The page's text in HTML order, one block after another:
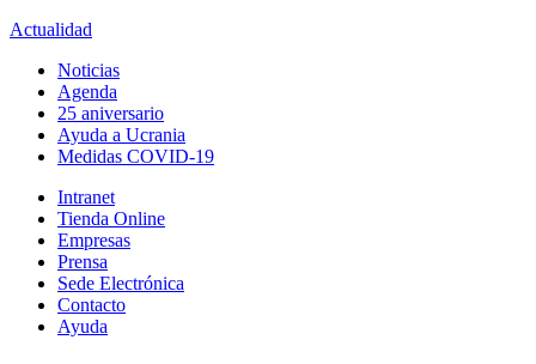
Actualidad
Noticias
Agenda
25 aniversario
Ayuda a Ucrania
Medidas COVID-19
Intranet
Tienda Online
Empresas
Prensa
Sede Electrónica
Contacto
Ayuda